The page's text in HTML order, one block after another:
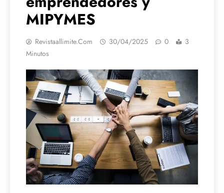
MIPYMES
Revistaallimite.com 30/04/2025 0
3
Minutos